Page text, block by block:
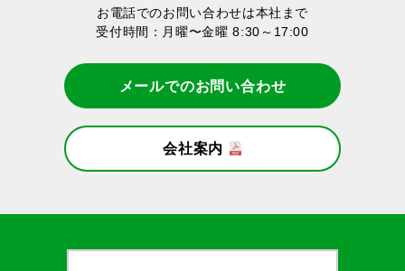
お電話でのお問い合わせは本社まで
受付時間：月曜〜金曜 8:30～17:00
メールでのお問い合わせ
会社案内